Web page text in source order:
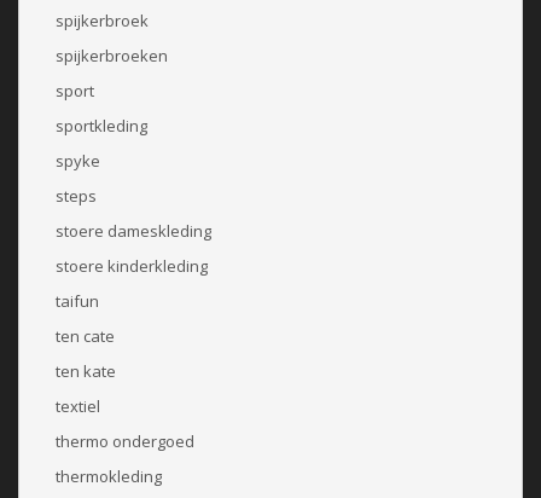
spijkerbroek
spijkerbroeken
sport
sportkleding
spyke
steps
stoere dameskleding
stoere kinderkleding
taifun
ten cate
ten kate
textiel
thermo ondergoed
thermokleding